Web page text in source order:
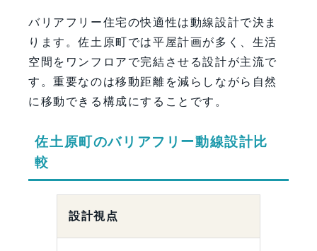
バリアフリー住宅の快適性は動線設計で決ま
ります。佐土原町では平屋計画が多く、生活
空間をワンフロアで完結させる設計が主流で
す。重要なのは移動距離を減らしながら自然
に移動できる構成にすることです。
佐土原町のバリアフリー動線設計比
較
設計視点